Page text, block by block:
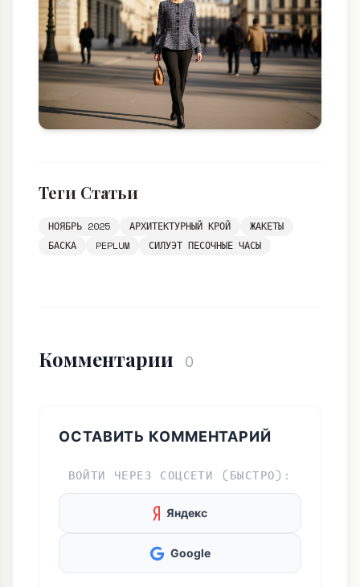
Теги Статьи
НОЯБРЬ 2025 АРХИТЕКТУРНЫЙ КРОЙ
ЖАКЕТЫ
БАСКА
PEPLUM СИЛУЭТ ПЕСОЧНЫЕ ЧАСЫ
Комментарии 0
ОСТАВИТЬ КОММЕНТАРИЙ
ВОЙТИ ЧЕРЕЗ СОЦСЕТИ (БЫСТРО):
Яндекс
Google